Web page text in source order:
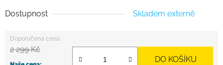
Dostupnost Skladem externě
2 299 Kč
DO KOŠÍKU